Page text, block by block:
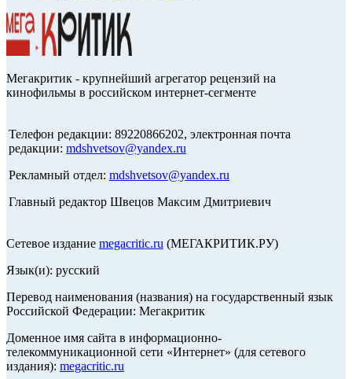
Мегакритик - крупнейший агрегатор рецензий на
кинофильмы в российском интернет-сегменте
Телефон редакции: 89220866202, электронная почта
редакции: mdshvetsov@yandex.ru
Рекламный отдел: mdshvetsov@yandex.ru
Главный редактор Швецов Максим Дмитриевич
Сетевое издание megacritic.ru (МЕГАКРИТИК.РУ)
Язык(и): русский
Перевод наименования (названия) на государственный язык
Российской Федерации: Мегакритик
Доменное имя сайта в информационно-
телекоммуникационной сети «Интернет» (для сетевого
издания): megacritic.ru